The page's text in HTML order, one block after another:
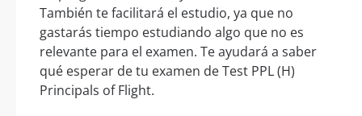
También te facilitará el estudio, ya que no
gastarás tiempo estudiando algo que no es
relevante para el examen. Te ayudará a saber
qué esperar de tu examen de Test PPL (H)
Principals of Flight.